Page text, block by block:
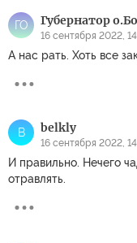
ГО Губернатор
16 сентября 2022,
А нас рать. Хоть все
B belkly
16 сентября 2022,
И правильно. Нечего
отравлять.